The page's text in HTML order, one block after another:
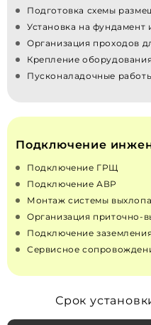
Подготовка схемы
Установка на фундамент
Организация проходов
Крепление
Пусконаладочные
Подключение
Подключение ГРЩ
Подключение АВР
Монтаж системы выхлопа
Организация
Подключение заземления
Сервисное
Срок